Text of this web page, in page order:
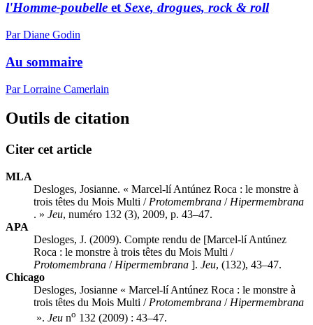
l'Homme-poubelle etSexe, drogues, rock & roll
Par Diane Godin
Au sommaire
Par Lorraine Camerlain
Outils de citation
Citer cet article
MLA
Desloges, Josianne. « Marcel-lí Antúnez Roca : le monstre à
trois têtes du Mois Multi / Protomembrana / Hipermembrana
. » Jeu, numéro 132 (3), 2009, p. 43–47.
APA
Desloges, J. (2009). Compte rendu de [Marcel-lí Antúnez
Roca : le monstre à trois têtes du Mois Multi /
Protomembrana / Hipermembrana ]. Jeu, (132), 43–47.
Chicago
Desloges, Josianne « Marcel-lí Antúnez Roca : le monstre à
trois têtes du Mois Multi / Protomembrana / Hipermembrana
». Jeu no 132 (2009) : 43–47.